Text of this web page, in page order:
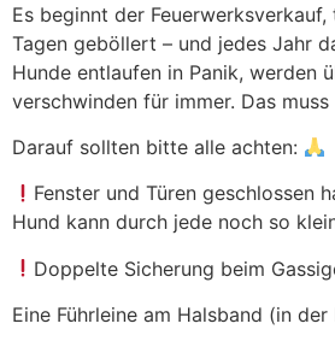
Es beginnt der
Tagen geböllert – und jedes Jahr
Hunde entlaufen in Panik, werden
verschwinden für immer. Das muss
Darauf sollten bitte alle achten:
Fenster und Türen geschlossen
Hund kann durch jede noch so
Doppelte Sicherung beim
Eine Führleine am Halsband (in